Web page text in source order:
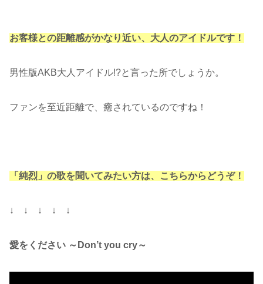
お客様との距離感がかなり近い、 大人のアイドルです！
男性版AKB大人アイドル!?と言った所でしょうか。
ファンを至近距離で、癒されているのですね！
「純烈」の歌を聞いてみたい方は、こちらからどうぞ！
↓ ↓ ↓ ↓ ↓
愛をください ～Don’t you cry～